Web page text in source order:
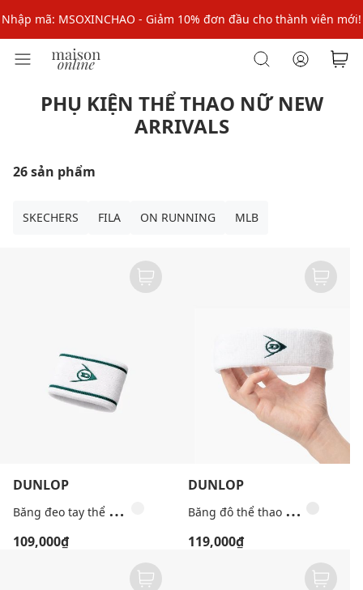
Nhập mã: MSOXINCHAO - Giảm 10% đơn đầu cho thành viên mới!
Nhập mã MSOPAY100: giảm ngay 10% khi thanh toán trực tuyến
PHỤ KIỆN THỂ THAO NỮ NEW
ARRIVALS
26 sản phẩm
SKECHERS FILA ON RUNNING MLB
DUNLOP
B
ăng đeo tay thể thao unisex phối viền
109,000₫
DUNLOP
B
ăng đô thể thao unisex phối logo
119,000₫